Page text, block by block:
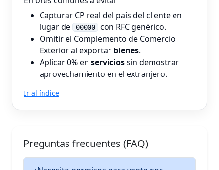
Capturar CP real del país del cliente en
lugar de
00000
con RFC genérico.
Omitir el Complemento de Comercio
Exterior al exportar bienes.
Aplicar 0% en serviciossin demostrar
aprovechamiento en el extranjero.
Ir al índice
Preguntas frecuentes (FAQ)